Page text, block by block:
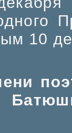
10